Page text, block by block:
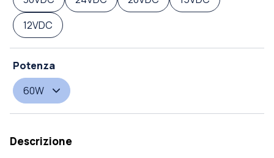
12VDC
Potenza
60W
Descrizione